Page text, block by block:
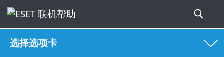
选择选项卡